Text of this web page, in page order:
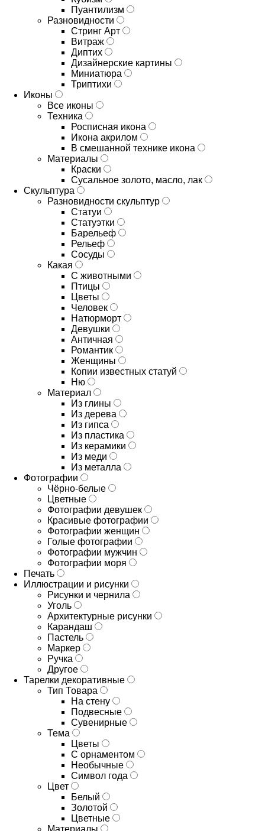
Пуантилизм
Разновидности
Стринг Арт
Витраж
Диптих
Дизайнерские картины
Миниатюра
Триптихи
Иконы
Все иконы
Техника
Росписная икона
Икона акрилом
В смешанной технике икона
Материалы
Краски
Сусальное золото, масло, лак
Скульптура
Разновидности скульптур
Статуи
Статуэтки
Барельеф
Рельеф
Сосуды
Какая
С животными
Птицы
Цветы
Человек
Натюрморт
Девушки
Античная
Романтик
Женщины
Копии известных статуй
Ню
Материал
Из глины
Из дерева
Из гипса
Из пластика
Из керамики
Из меди
Из металла
Фотографии
Чёрно-белые
Цветные
Фотографии девушек
Красивые фотографии
Фотографии женщин
Голые фотографии
Фотографии мужчин
Фотографии моря
Печать
Иллюстрации и рисунки
Рисунки и чернила
Уголь
Архитектурные рисунки
Карандаш
Пастель
Маркер
Ручка
Другое
Тарелки декоративные
Тип Товара
На стену
Подвесные
Сувенирные
Тема
Цветы
С орнаментом
Необычные
Символ года
Цвет
Белый
Золотой
Цветные
Материалы